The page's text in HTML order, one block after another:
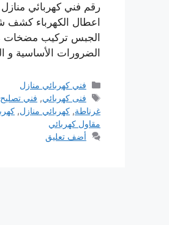
اعطال الكهرباء كشف
الجبس تركيب مضخات
الضرورات الأساسية و
التصنيفات
فني كهربائي منازل
الوسوم
فنى كهربائي, فني تصليح
غرناطة, كهربائي منازل,
مقاول كهربائي
أضف تعليق